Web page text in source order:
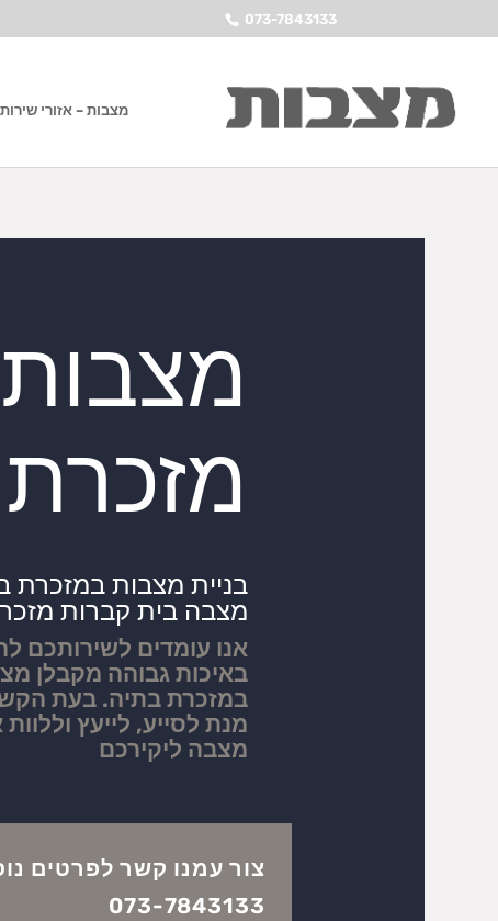
073-7843133
מצבות – אזורי שירות
מצבות
בניית מצבות
מצבה בית קברות
אנו עומדים לשירותכם
באיכות גבוהה מקבלן
במזכרת בתיה. בעת
מנת לסייע, לייעץ
מצבה ליקירכם
צור עמנו קשר לפרטים
073-7843133